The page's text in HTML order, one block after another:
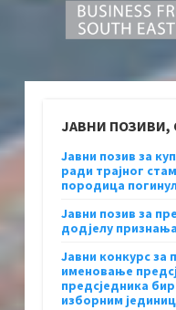
ЈАВНИ ПОЗИВИ,
Јавни позив за
ради трајног
породица
Јавни позив за
додјелу
Јавни конкурс за
именовање
предсједника
изборним